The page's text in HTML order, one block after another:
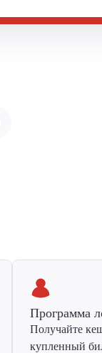
Программа
Получайте
купленный